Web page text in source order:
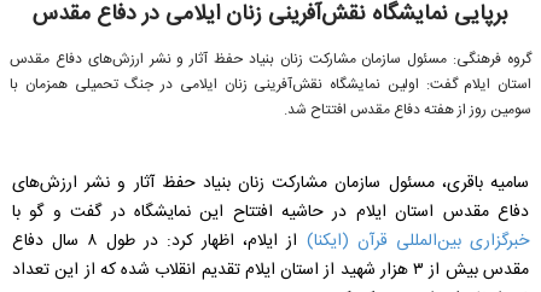
برپایی نمایشگاه نقش‌آفرینی زنان ایلامی در دفاع مقدس
گروه فرهنگی: مسئول سازمان مشارکت زنان بنیاد حفظ آثار و نشر ارزش‌های دفاع مقدس
استان ایلام گفت: اولین نمایشگاه نقش‌آفرینی زنان ایلامی در جنگ تحمیلی همزمان با
سومین روز از هفته دفاع مقدس افتتاح شد.
سامیه باقری، مسئول سازمان مشارکت زنان بنیاد حفظ آثار و نشر ارزش‌های
دفاع مقدس استان ایلام در حاشیه افتتاح این نمایشگاه در گفت و گو با
خبرگزاری بین‌المللی قرآن (ایکنا)
از ایلام، اظهار کرد: در طول ۸ سال دفاع
مقدس بیش از ۳ هزار شهید از استان ایلام تقدیم انقلاب شده که از این تعداد